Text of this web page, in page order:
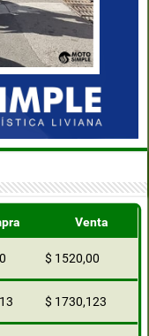
Venta
$ 1520,00
$ 1730,123